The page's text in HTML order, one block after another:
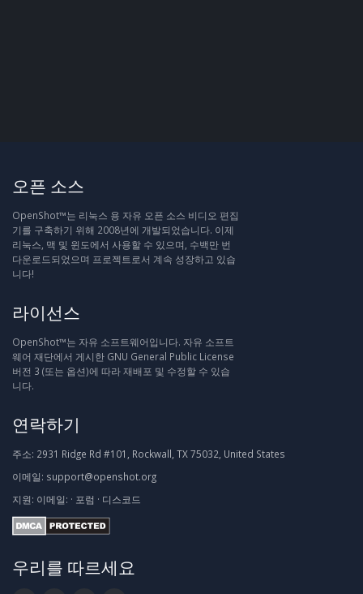
오픈 소스
OpenShot™는 리눅스 용 자유 오픈 소스 비디오 편집
기를 구축하기 위해 2008년에 개발되었습니다. 이제
리눅스, 맥 및 윈도에서 사용할 수 있으며, 수백만 번
다운로드되었으며 프로젝트로서 계속 성장하고 있습
니다!
라이선스
OpenShot™는 자유 소프트웨어입니다. 자유 소프트
웨어 재단에서 게시한 GNU General Public License
버전 3 (또는 옵션)에 따라 재배포 및 수정할 수 있습
니다.
연락하기
주소: 2931 Ridge Rd #101, Rockwall, TX 75032, United States
이메일: support@openshot.org
지원: 이메일: · 포럼 · 디스코드
우리를 따르세요